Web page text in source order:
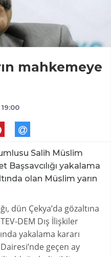
mahkemeye
Salih Müslim
Başsavcılığı yakalama
olan Müslim yarın
dün Çekya’da gözaltına
DEM Dış İlişkiler
yakalama kararı
geçen ay